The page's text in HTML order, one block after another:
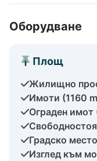
Оборудване
Площ
Жилищно
Имоти (1160
Ограден имот
Градско
Изглед към